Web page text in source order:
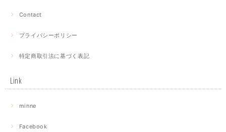
Contact
プライバシーポリシー
特定商取引法に基づく表記
Link
minne
Facebook